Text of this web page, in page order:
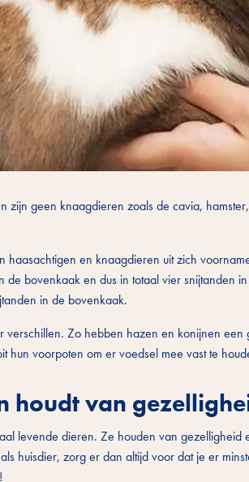
zijn geen knaagdieren zoals de cavia,
haasachtigen en knaagdieren uit zich
de bovenkaak en dus in totaal vier snijtanden
in de bovenkaak.
verschillen. Zo hebben hazen en konijnen
hun voorpoten om er voedsel mee vast te
houdt van
levende dieren. Ze houden van
huisdier, zorg er dan altijd voor dat je er